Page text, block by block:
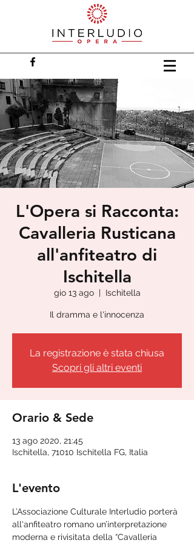
L'Opera si Racconta:
Cavalleria Rusticana
all'anfiteatro di
Ischitella
gio 13 ago
  |
Ischitella
Il dramma e l'innocenza
La registrazione è stata chiusa
Scopri gli altri eventi
Orario & Sede
13 ago 2020, 21:45
Ischitella, 71010 Ischitella FG, Italia
L'evento
L’Associazione Culturale Interludio porterà
all'anfiteatro romano un’interpretazione
moderna e rivisitata della “Cavalleria